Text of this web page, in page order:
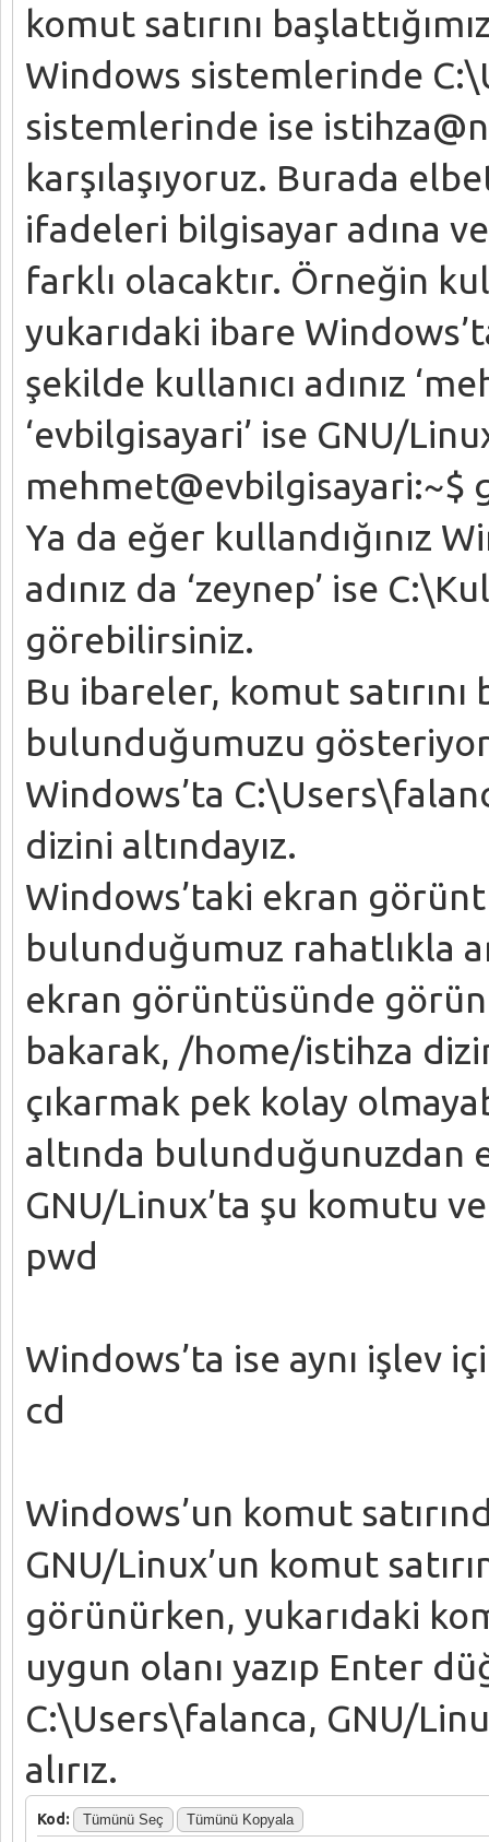
komut satırını
Windows sistemlerinde
sistemlerinde ise
karşılaşıyoruz. Burada
ifadeleri bilgisayar adına ve
farklı olacaktır. Örneğin
yukarıdaki ibare
şekilde kullanıcı adınız
‘evbilgisayari’ ise GNU/
mehmet@evbilgisayari:~$
Ya da eğer kullandığınız
adınız da ‘zeynep’ ise
görebilirsiniz.
Bu ibareler, komut satırını
bulunduğumuzu
Windows’ta
dizini altındayız.
Windows’taki ekran
bulunduğumuz rahatlıkla
ekran görüntüsünde
bakarak, /home/istihza
çıkarmak pek kolay
altında bulunduğunuzdan
GNU/Linux’ta şu komutu
pwd
Windows’ta ise aynı işlev
cd
Windows’un komut
GNU/Linux’un komut
görünürken, yukarıdaki
uygun olanı yazıp Enter
C:\Users\falanca, GNU/
alırız.
Kod: Tümünü Seç Tümünü Kopyala